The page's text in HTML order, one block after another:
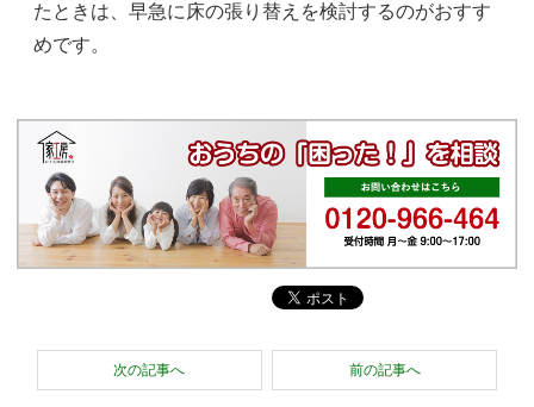
たときは、早急に床の張り替えを検討するのがおすす
めです。
次の記事へ 前の記事へ